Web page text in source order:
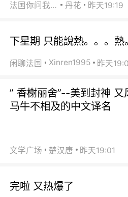
法国你问我答 丹花 昨天19:19
下星期 只能說熱。。。熱
闲聊法国 Xinren1995 昨天
” 香榭丽舍”--美到封神 又
马牛不相及的中文译名
文学广场 楚汉唐 昨天19:01
完啦 又热爆了